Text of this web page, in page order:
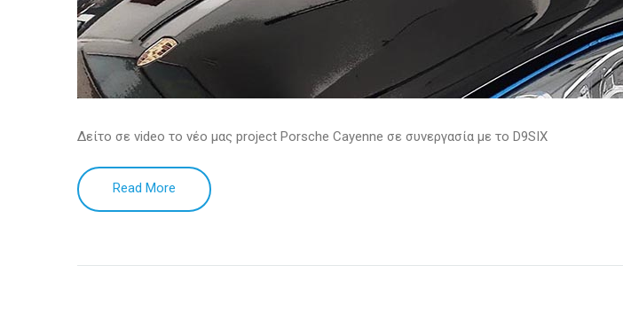
Δείτο σε video το νέο μας project Porsche Cayenne σε συνεργασία με το D9SIX
Read More